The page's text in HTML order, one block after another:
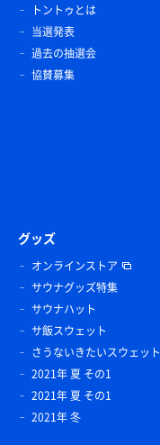
トントゥとは
当選発表
過去の抽選会
協賛募集
グッズ
オンラインストア
サウナグッズ特集
サウナハット
サ飯スウェット
さうないきたいスウェット
2021年 夏 その1
2021年 夏 その1
2021年 冬